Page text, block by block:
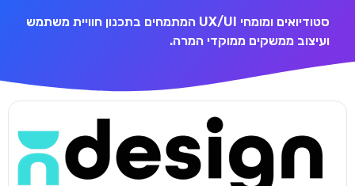
סטודיואים ומומחי UX/UI המתמחים בתכנון חוויית משתמש
ועיצוב ממשקים ממוקדי המרה.